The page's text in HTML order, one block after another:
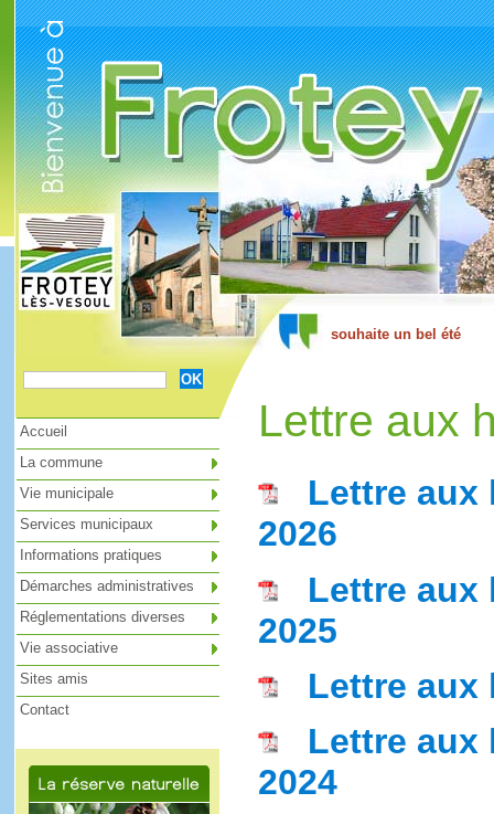
Lettre aux
Lettre aux
2026
Lettre aux
2025
Lettre aux
Lettre aux
2024
Accueil
La commune
Vie municipale
Services municipaux
Informations pratiques
Démarches administratives
Réglementations diverses
Vie associative
Sites amis
Contact
Cookies management panel